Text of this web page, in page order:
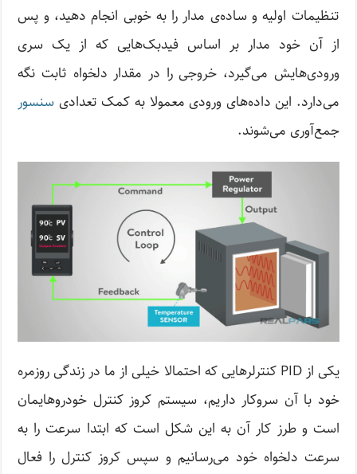
تنظیمات اولیه‌ و ساده‌ی مدار را به خوبی انجام دهید، و پس
از آن خود مدار بر اساس فیدبک‌هایی که از یک سری
ورودی‌هایش می‌‌گیرد، خروجی را در مقدار دلخواه ثابت نگه
می‌دارد. این داده‌های ورودی‌ معمولا به کمک تعدادی سنسور
جمع‌آوری می‌شوند.
یکی از PID کنترلرهایی که احتمالا خیلی از ما در زندگی روزمره
خود با آن سروکار داریم، سیستم کروز کنترل خودروهایمان
است و طرز کار آن به این شکل است که ابتدا سرعت را به
سرعت دلخواه خود می‌رسانیم و سپس کروز کنترل را فعال